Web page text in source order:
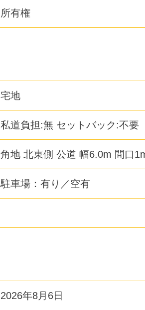
所有権
宅地
私道負担:無 セットバック:不要
角地 北東側 公道 幅6.0m 間口
駐車場：有り／空有
2026年8月6日